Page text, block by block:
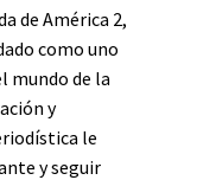
de América 2,
como uno
mundo de la
y
le
y seguir